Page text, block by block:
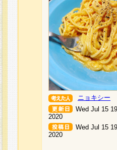
ニョキシー
Wed Jul 15
2020
Wed Jul 15
2020